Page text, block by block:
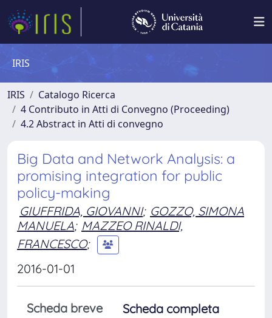
IRIS
IRIS
Catalogo Ricerca
4 Contributo in Atti di Convegno (Proceeding)
4.2 Abstract in Atti di convegno
Big Data and Network Analysis: a
promising integration for public
policy-making
GIUFFRIDA, GIOVANNI; GOZZO, SIMONA
MANUELA; MAZZEO RINALDI,
FRANCESCO;
2016-01-01
Scheda breve
Scheda completa